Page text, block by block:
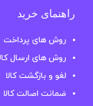
راهنمای خرید
روش های پرداخت
روش های ارسال
لغو و بازگشت کالا
ضمانت اصالت کالا